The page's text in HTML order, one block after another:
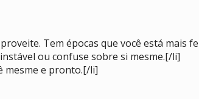
Tem épocas que você está mais
ou confuse sobre si mesme.[/li]
mesme e pronto.[/li]